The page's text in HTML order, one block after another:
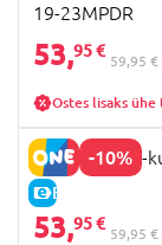
19-23MPDR
53,95 €
59,95 €
Ostes lisaks
-10%
E-HIND
MOMCOZY J-
53,95 €
59,95 €